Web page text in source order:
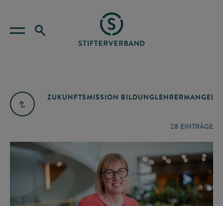
ZUKUNFTSMISSION BILDUNGLEHRERMANGEL
28 EINTRÄGE